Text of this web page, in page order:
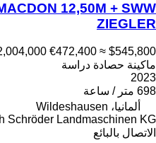
12,50M + SWW
ZIEGLER
€472,400 ≈ $545,800
ماكينة حصادة دراسة
2023
698 متر / ساعة
ألمانيا، Wildeshausen
Schröder Landmaschinen KG
الاتصال بالبائع